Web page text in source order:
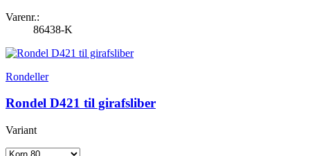
Varenr.:
86438-K
Rondeller
Rondel D421 til girafsliber
Variant